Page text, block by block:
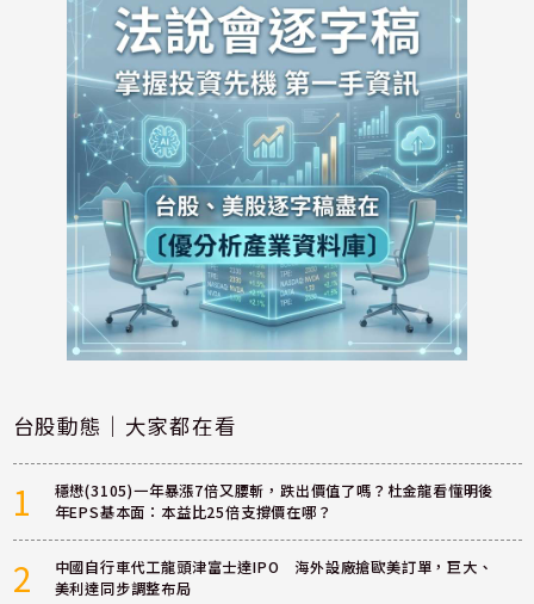
台股動態｜大家都在看
1
穩懋(3105)一年暴漲7倍又腰斬，跌出價值了嗎？杜金龍看懂明後
年EPS基本面：本益比25倍支撐價在哪？
2
中國自行車代工龍頭津富士達IPO 海外設廠搶歐美訂單，巨大、
美利達同步調整布局